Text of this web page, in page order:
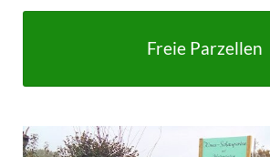
Freie Parzellen